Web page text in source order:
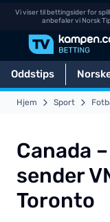
Vi viser til bettingsider for
anbefaler vi Norsk
Oddstips
Hjem Sport
Canada
sender
Toronto